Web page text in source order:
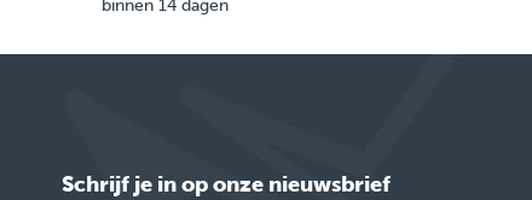
binnen 14 dagen
Schrijf je in op onze nieuwsbrief